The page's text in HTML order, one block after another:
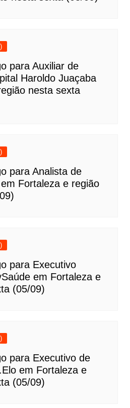
para Auxiliar de
Haroldo Juaçaba
nesta sexta
para Analista de
Fortaleza e região
para Executivo
em Fortaleza e
(05/09)
para Executivo de
em Fortaleza e
(05/09)